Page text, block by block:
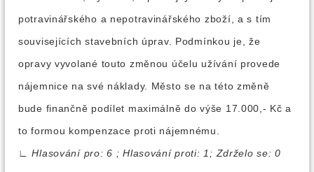
potravinářského a nepotravinářského zboží, a s tím
souvisejících stavebních úprav. Podmínkou je, že
opravy vyvolané touto změnou účelu užívání provede
nájemnice na své náklady. Město se na této změně
bude finančně podílet maximálně do výše 17.000,- Kč a
to formou kompenzace proti nájemnému.
∟
Hlasování pro: 6 ; Hlasování proti: 1; Zdrželo se: 0